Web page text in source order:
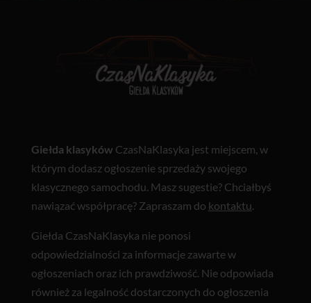
Giełda klasyków CzasNaKlasyka jest miejscem, w
którym dodasz ogłoszenie sprzedaży swojego
klasycznego samochodu. Masz sugestie? Chciałbyś
nawiązać współpracę? Zapraszam do kontaktu.
Giełda CzasNaKlasyka nie ponosi
odpowiedzialności za informacje zawarte w
ogłoszeniach oraz ich prawdziwość. Nie odpowiada
również za legalność dostarczonych do ogłoszenia